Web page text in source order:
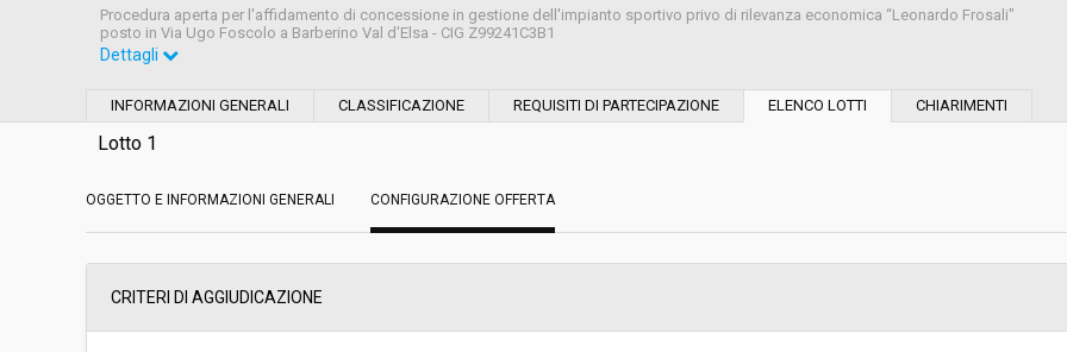
Procedura aperta per l'affidamento di concessione in gestione dell'impianto sportivo privo di rilevanza economica “Leonardo Frosali"
posto in Via Ugo Foscolo a Barberino Val d'Elsa - CIG Z99241C3B1
Tipo di contratto:
Data pubblicazione: 22/06/2018 14:51
Svolgimento: Gara in busta chiusa Valore stimato della procedura:
Dettagli
INFORMAZIONI GENERALI CLASSIFICAZIONE REQUISITI DI PARTECIPAZIONE ELENCO LOTTI CHIARIMENTI
Lotto 1
OGGETTO E INFORMAZIONI GENERALI CONFIGURAZIONE OFFERTA
CRITERI DI AGGIUDICAZIONE